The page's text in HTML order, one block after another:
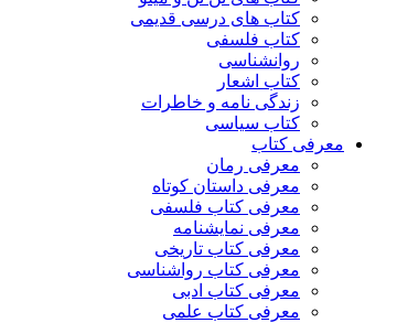
کتاب های درسی قدیمی
کتاب فلسفی
روانشناسی
کتاب اشعار
زندگی نامه و خاطرات
کتاب سیاسی
معرفی کتاب
معرفی رمان
معرفی داستان کوتاه
معرفی کتاب فلسفی
معرفی نمایشنامه
معرفی کتاب تاریخی
معرفی کتاب رواشناسی
معرفی کتاب ادبی
معرفی کتاب علمی